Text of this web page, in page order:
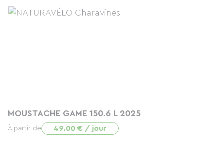
MOUSTACHE GAME 150.6 L 2025
À partir de 49.00 € / jour